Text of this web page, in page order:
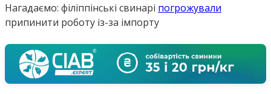
Нагадаємо: філіппінські свинарі погрожували
припинити роботу із-за імпорту